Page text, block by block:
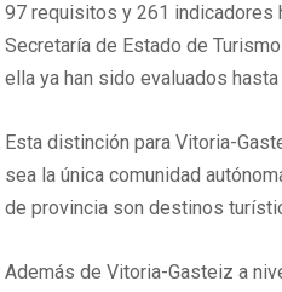
97 requisitos y 261 indicadores
Secretaría de Estado de
ella ya han sido evaluados
Esta distinción para Vitoria-
sea la única comunidad
de provincia son destinos
Además de Vitoria-Gasteiz a